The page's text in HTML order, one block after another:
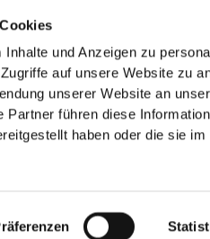
und Anzeigen zu
auf unsere Website zu
unserer Website an
Partner führen diese
haben oder die sie